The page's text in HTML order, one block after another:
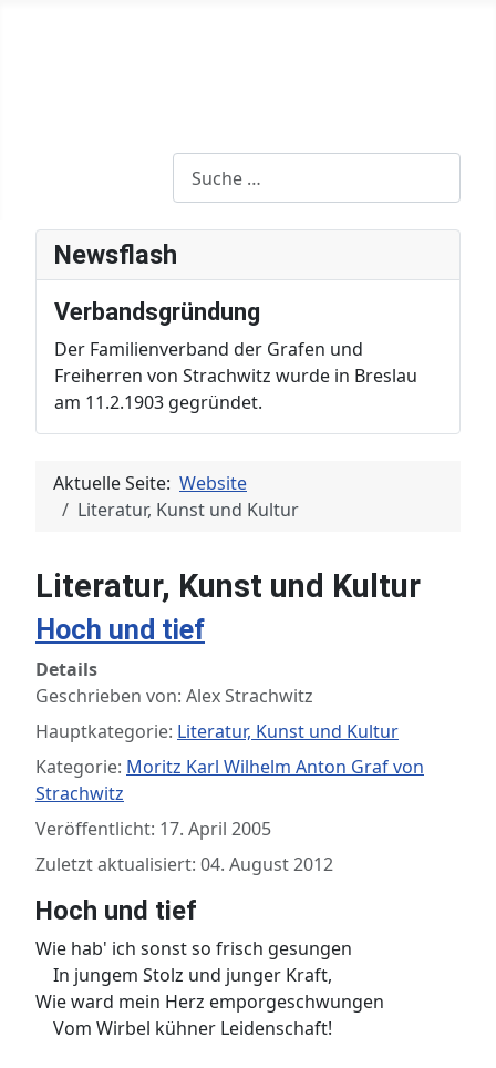
Newsflash
Verbandsgründung
Der Familienverband der Grafen und
Freiherren von Strachwitz wurde in Breslau
am 11.2.1903 gegründet.
Aktuelle Seite: Website
Literatur, Kunst und Kultur
Literatur, Kunst und Kultur
Hoch und tief
Details
Geschrieben von: Alex Strachwitz
Hauptkategorie: Literatur, Kunst und Kultur
Kategorie: Moritz Karl Wilhelm Anton Graf von
Strachwitz
Veröffentlicht: 17. April 2005
Zuletzt aktualisiert: 04. August 2012
Hoch und tief
Wie hab' ich sonst so frisch gesungen
In jungem Stolz und junger Kraft,
Wie ward mein Herz emporgeschwungen
Vom Wirbel kühner Leidenschaft!